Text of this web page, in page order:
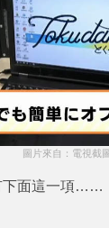
圖片來自：電視截
下面這一項……